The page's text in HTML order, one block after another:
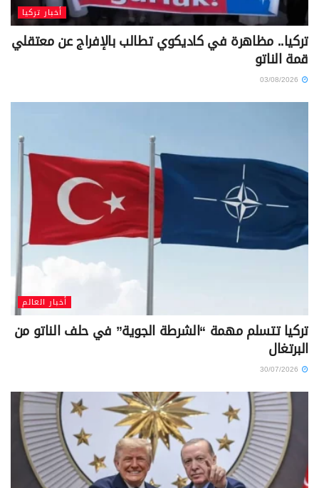
أخبار تركيا
تركيا.. مظاهرة في كاديكوي تطالب بالإفراج عن معتقلي
قمة الناتو
أخبار العالم
تركيا تتسلم مهمة “الشرطة الجوية” في حلف الناتو من
البرتغال